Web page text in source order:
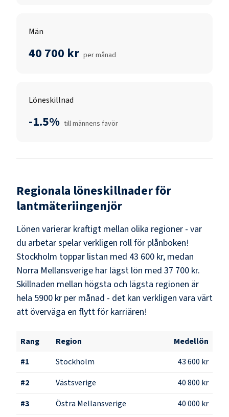
Män
40 700 kr per månad
Löneskillnad
-1.5% till männens favör
Regionala löneskillnader för
lantmäteriingenjör
Lönen varierar kraftigt mellan olika regioner - var
du arbetar spelar verkligen roll för plånboken!
Stockholm toppar listan med 43 600 kr, medan
Norra Mellansverige har lägst lön med 37 700 kr.
Skillnaden mellan högsta och lägsta regionen är
hela 5900 kr per månad - det kan verkligen vara värt
att överväga en flytt för karriären!
Rang Region
Medellön
#1 Stockholm
43 600 kr
#2 Västsverige
40 800 kr
#3 Östra Mellansverige 40 000 kr